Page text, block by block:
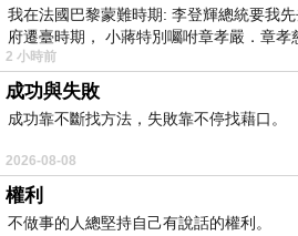
★每日現烤~新鮮美味!
我在法國巴黎蒙難時期: 李登輝總統要我
府遷臺時期， 小蔣特別囑咐章孝嚴．章孝
2 小時前
成功與失敗
成功靠不斷找方法，失敗靠不停找藉口。
2026-08-08
權利
不做事的人總堅持自己有說話的權利。